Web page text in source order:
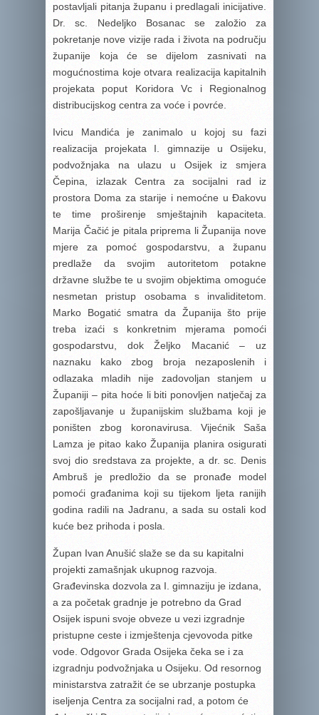
postavljali pitanja županu i predlagali inicijative.
Dr. sc. Nedeljko Bosanac se založio za
pokretanje nove vizije rada i života na području
županije koja će se dijelom zasnivati na
mogućnostima koje otvara realizacija kapitalnih
projekata poput Koridora Vc i Regionalnog
distribucijskog centra za voće i povrće.
Ivicu Mandića je zanimalo u kojoj su fazi
realizacija projekata I. gimnazije u Osijeku,
podvožnjaka na ulazu u Osijek iz smjera
Čepina, izlazak Centra za socijalni rad iz
prostora Doma za starije i nemoćne u Đakovu
te time proširenje smještajnih kapaciteta.
Marija Čačić je pitala priprema li Županija nove
mjere za pomoć gospodarstvu, a županu
predlaže da svojim autoritetom potakne
državne službe te u svojim objektima omoguće
nesmetan pristup osobama s invaliditetom.
Marko Bogatić smatra da Županija što prije
treba izaći s konkretnim mjerama pomoći
gospodarstvu, dok Željko Macanić – uz
naznaku kako zbog broja nezaposlenih i
odlazaka mladih nije zadovoljan stanjem u
Županiji – pita hoće li biti ponovljen natječaj za
zapošljavanje u županijskim službama koji je
poništen zbog koronavirusa. Vijećnik Saša
Lamza je pitao kako Županija planira osigurati
svoj dio sredstava za projekte, a dr. sc. Denis
Ambruš je predložio da se pronađe model
pomoći građanima koji su tijekom ljeta ranijih
godina radili na Jadranu, a sada su ostali kod
kuće bez prihoda i posla.
Župan Ivan Anušić slaže se da su kapitalni
projekti zamašnjak ukupnog razvoja.
Građevinska dozvola za I. gimnaziju je izdana,
a za početak gradnje je potrebno da Grad
Osijek ispuni svoje obveze u vezi izgradnje
pristupne ceste i izmještenja cjevovoda pitke
vode. Odgovor Grada Osijeka čeka se i za
izgradnju podvožnjaka u Osijeku. Od resornog
ministarstva zatražit će se ubrzanje postupka
iseljenja Centra za socijalni rad, a potom će